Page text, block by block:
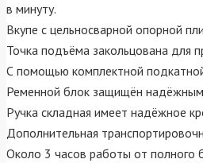
в минуту.
Вкупе с цельносварной опорной
Точка подъёма закольцована для
С помощью комплектной
Ременной блок защищён
Ручка складная имеет надёжное
Дополнительная
Около 3 часов работы от полного